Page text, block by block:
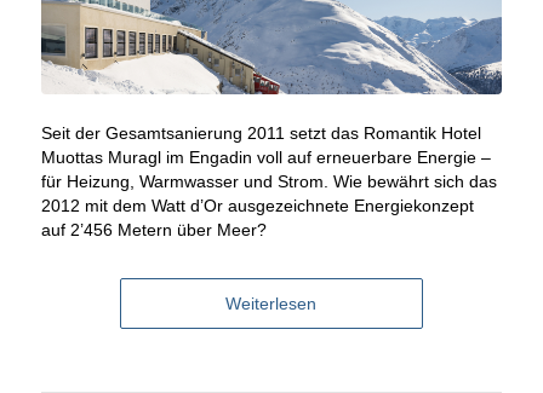
Seit der Gesamtsanierung 2011 setzt das Romantik Hotel
Muottas Muragl im Engadin voll auf erneuerbare Energie –
für Heizung, Warmwasser und Strom. Wie bewährt sich das
2012 mit dem Watt d’Or ausgezeichnete Energiekonzept
auf 2’456 Metern über Meer?
Weiterlesen